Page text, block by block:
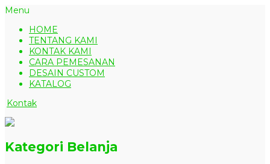
Menu
HOME
TENTANG KAMI
KONTAK KAMI
CARA PEMESANAN
DESAIN CUSTOM
KATALOG
Kontak
Kategori Belanja